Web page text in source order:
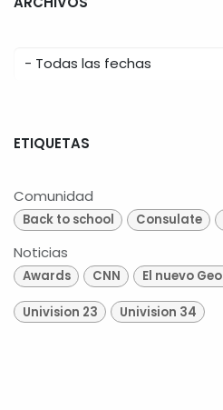
ETIQUETAS
Comunidad
Back to school Consulate
Noticias
Awards CNN El nuevo
Univision 23 Univision 34